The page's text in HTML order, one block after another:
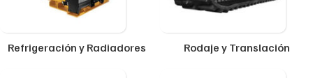
Refrigeración y Radiadores Rodaje y Translación